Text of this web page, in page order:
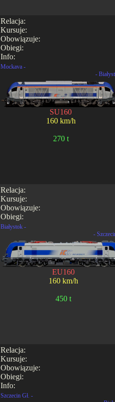
Relacja:
Kursuje:
Obowiązuje:
Obiegi:
Info:
Mockava -
-
SU160
160 km/h
270 t
Relacja:
Kursuje:
Obowiązuje:
Obiegi:
Białystok -
-
EU160
160 km/h
450 t
Relacja:
Kursuje:
Obowiązuje:
Obiegi:
Info:
Szczecin Gł. -